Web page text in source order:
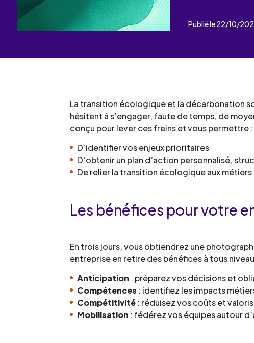
un demandeur d’emploi
Un partenaireLes événements
Espace presse
Publié le 22/10/
La transition écologique et la décarbonation
hésitent à s’engager, faute de temps, de
conçu pour lever ces freins et vous permettre :
D’identifier vos enjeux prioritaires
D’obtenir un plan d’action personnalisé,
De relier la transition écologique aux
Les bénéfices pour votre
En trois jours, vous obtiendrez une
entreprise en retire des bénéfices à tous
Anticipation : préparez vos décisions et
Compétences : identifiez les impacts
Compétitivité : réduisez vos coûts et
Mobilisation : fédérez vos équipes autour